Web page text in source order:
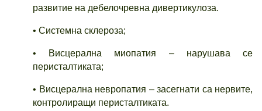
развитие на дебелочревна дивертикулоза.
• Системна склероза;
• Висцерална миопатия – нарушава се
перисталтиката;
• Висцерална невропатия – засегнати са нервите,
контролиращи перисталтиката.